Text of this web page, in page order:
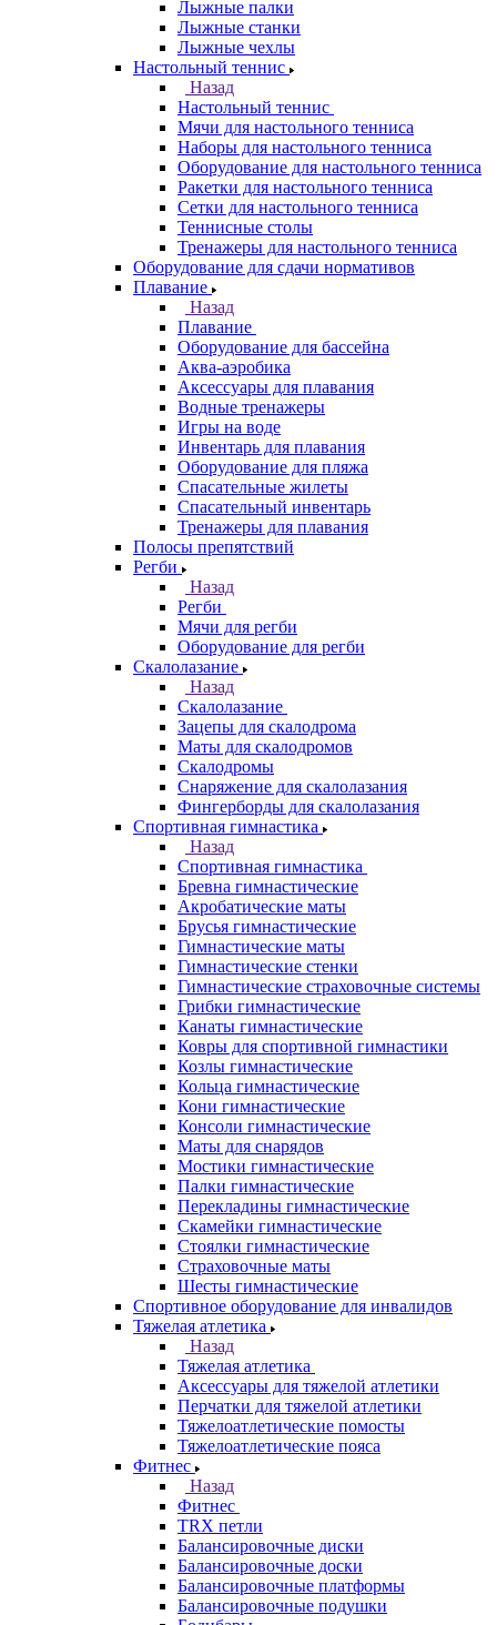
Лыжные палки
Лыжные станки
Лыжные чехлы
Настольный теннис
Назад
Настольный теннис
Мячи для настольного тенниса
Наборы для настольного тенниса
Оборудование для настольного тенниса
Ракетки для настольного тенниса
Сетки для настольного тенниса
Теннисные столы
Тренажеры для настольного тенниса
Оборудование для сдачи нормативов
Плавание
Назад
Плавание
Оборудование для бассейна
Аква-аэробика
Аксессуары для плавания
Водные тренажеры
Игры на воде
Инвентарь для плавания
Оборудование для пляжа
Спасательные жилеты
Спасательный инвентарь
Тренажеры для плавания
Полосы препятствий
Регби
Назад
Регби
Мячи для регби
Оборудование для регби
Скалолазание
Назад
Скалолазание
Зацепы для скалодрома
Маты для скалодромов
Скалодромы
Снаряжение для скалолазания
Фингерборды для скалолазания
Спортивная гимнастика
Назад
Спортивная гимнастика
Бревна гимнастические
Акробатические маты
Брусья гимнастические
Гимнастические маты
Гимнастические стенки
Гимнастические страховочные системы
Грибки гимнастические
Канаты гимнастические
Ковры для спортивной гимнастики
Козлы гимнастические
Кольца гимнастические
Кони гимнастические
Консоли гимнастические
Маты для снарядов
Мостики гимнастические
Палки гимнастические
Перекладины гимнастические
Скамейки гимнастические
Стоялки гимнастические
Страховочные маты
Шесты гимнастические
Спортивное оборудование для инвалидов
Тяжелая атлетика
Назад
Тяжелая атлетика
Аксессуары для тяжелой атлетики
Перчатки для тяжелой атлетики
Тяжелоатлетические помосты
Тяжелоатлетические пояса
Фитнес
Назад
Фитнес
TRX петли
Балансировочные диски
Балансировочные доски
Балансировочные платформы
Балансировочные подушки